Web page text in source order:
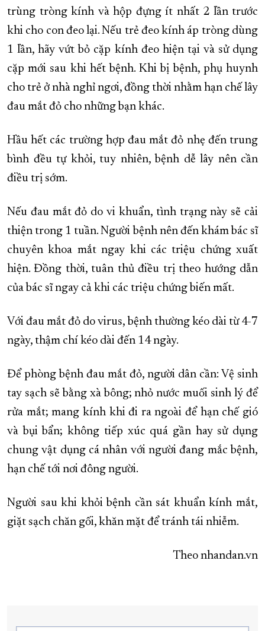
trùng tròng kính và hộp đựng ít nhất 2 lần trước
khi cho con đeo lại. Nếu trẻ đeo kính áp tròng dùng
1 lần, hãy vứt bỏ cặp kính đeo hiện tại và sử dụng
cặp mới sau khi hết bệnh. Khi bị bệnh, phụ huynh
cho trẻ ở nhà nghỉ ngơi, đồng thời nhằm hạn chế lây
đau mắt đỏ cho những bạn khác.
Hầu hết các trường hợp đau mắt đỏ nhẹ đến trung
bình đều tự khỏi, tuy nhiên, bệnh dễ lây nên cần
điều trị sớm.
Nếu đau mắt đỏ do vi khuẩn, tình trạng này sẽ cải
thiện trong 1 tuần. Người bệnh nên đến khám bác sĩ
chuyên khoa mắt ngay khi các triệu chứng xuất
hiện. Đồng thời, tuân thủ điều trị theo hướng dẫn
của bác sĩ ngay cả khi các triệu chứng biến mất.
Với đau mắt đỏ do virus, bệnh thường kéo dài từ 4-7
ngày, thậm chí kéo dài đến 14 ngày.
Để phòng bệnh đau mắt đỏ, người dân cần: Vệ sinh
tay sạch sẽ bằng xà bông; nhỏ nước muối sinh lý để
rửa mắt; mang kính khi đi ra ngoài để hạn chế gió
và bụi bẩn; không tiếp xúc quá gần hay sử dụng
chung vật dụng cá nhân với người đang mắc bệnh,
hạn chế tới nơi đông người.
Người sau khi khỏi bệnh cần sát khuẩn kính mắt,
giặt sạch chăn gối, khăn mặt để tránh tái nhiễm.
Theo nhandan.vn